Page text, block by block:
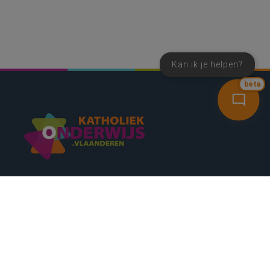
bèta
Kan ik je helpen?